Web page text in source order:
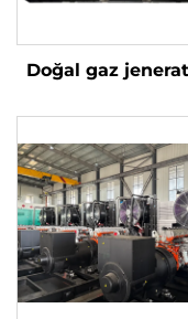
Doğal gaz